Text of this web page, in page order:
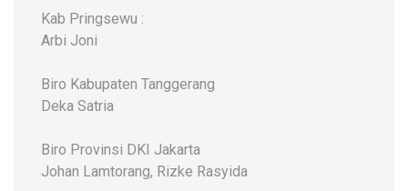
Kab Pringsewu :
Arbi Joni
Biro Kabupaten Tanggerang
Deka Satria
Biro Provinsi DKI Jakarta
Johan Lamtorang, Rizke Rasyida